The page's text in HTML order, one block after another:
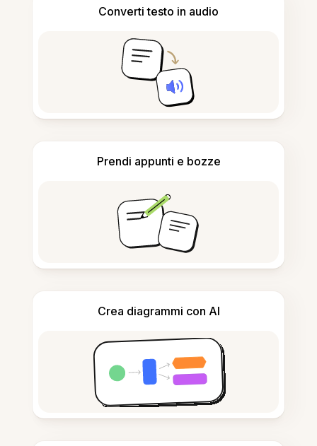
Converti testo in audio
Prendi appunti e bozze
Crea diagrammi con AI